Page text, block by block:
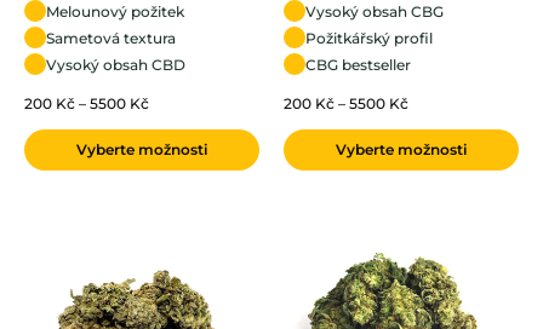
Melounový požitek
Sametová textura
Vysoký obsah CBD
200 Kč – 5500 Kč
Vyberte možnosti
Vysoký obsah CBG
Požitkářský profil
CBG bestseller
200 Kč – 5500 Kč
Vyberte možnosti